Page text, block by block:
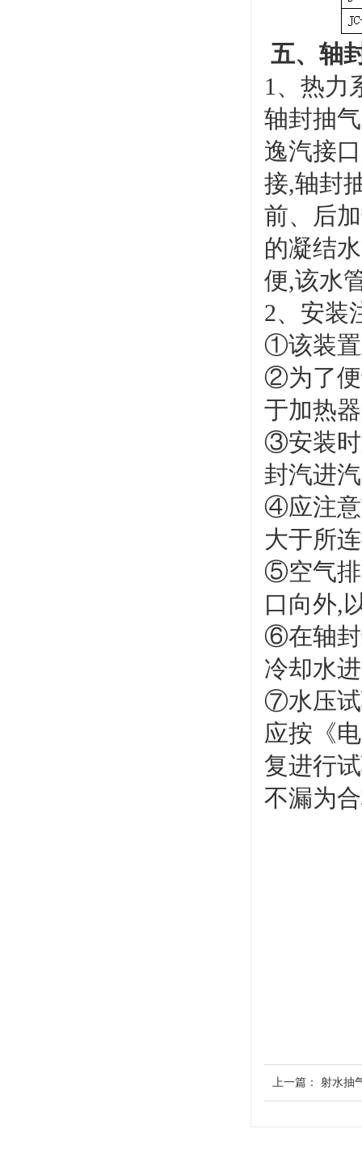
五、轴
1、热力
轴封抽
逸汽接
接,轴封
前、后
的凝结
便,该水
2、安装
①该装置
②为了便
于加热
③安装时
封汽进
④应注意
大于所
⑤空气排
口向外,
⑥在轴封
冷却水
⑦水压试
应按《
复进行
不漏为
上一篇： 射水抽